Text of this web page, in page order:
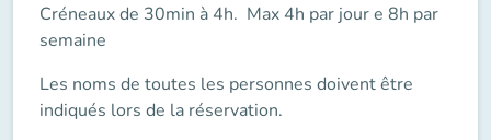
Créneaux de 30min à 4h. Max 4h par jour e 8h par
semaine
Les noms de toutes les personnes doivent être
indiqués lors de la réservation.